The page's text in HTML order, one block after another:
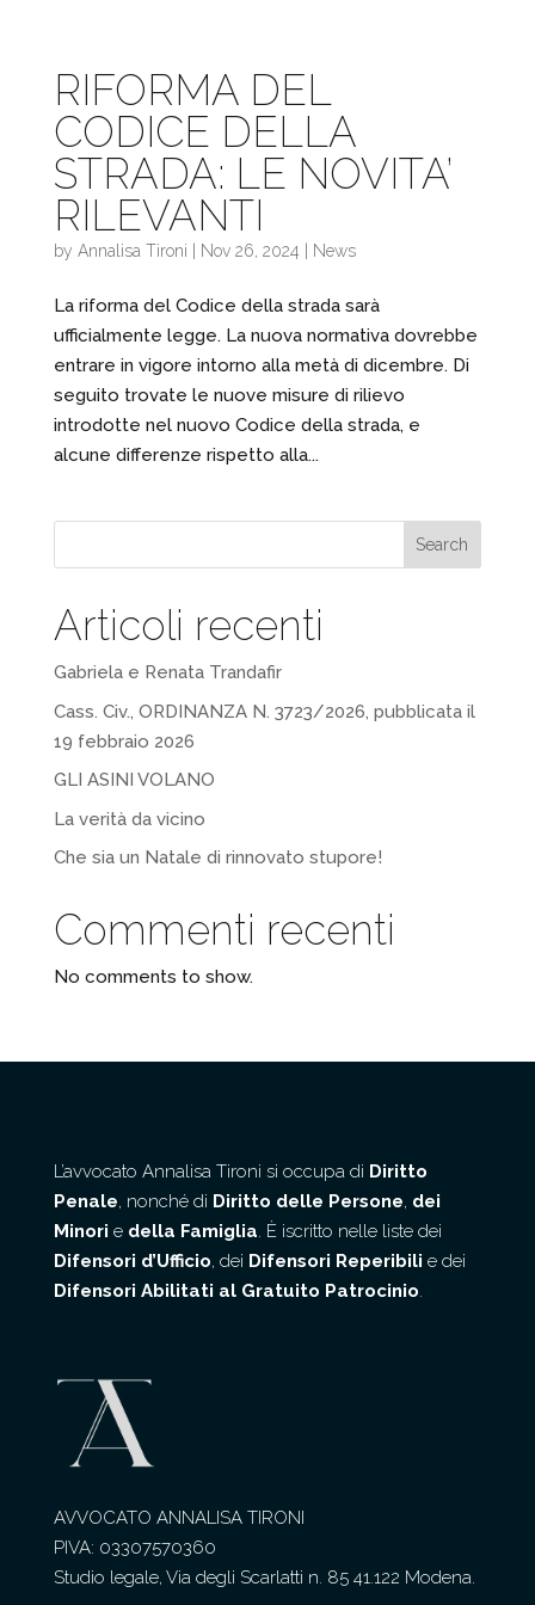
RIFORMA DEL
CODICE DELLA
STRADA: LE NOVITA’
RILEVANTI
by Annalisa Tironi Nov 26, 2024 News
La riforma del Codice della strada sarà
ufficialmente legge. La nuova normativa dovrebbe
entrare in vigore intorno alla metà di dicembre. Di
seguito trovate le nuove misure di rilievo
introdotte nel nuovo Codice della strada, e
alcune differenze rispetto alla...
Search
Articoli recenti
Gabriela e Renata Trandafir
Cass. Civ., ORDINANZA N. 3723/2026, pubblicata il
19 febbraio 2026
GLI ASINI VOLANO
La verità da vicino
Che sia un Natale di rinnovato stupore!
Commenti recenti
No comments to show.
L’avvocato Annalisa Tironi si occupa di Diritto
Penale, nonché di Diritto delle Persone, dei
Minori e della Famiglia. È iscritto nelle liste dei
Difensori d’Ufficio, dei Difensori Reperibili e dei
Difensori Abilitati al Gratuito Patrocinio.
AVVOCATO ANNALISA TIRONI
PIVA: 03307570360
Studio legale, Via degli Scarlatti n. 85 41.122 Modena.